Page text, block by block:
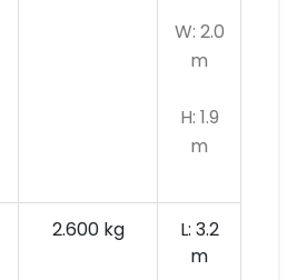
W: 2.0
m
H: 1.9
m
2.600 kg
L: 3.2
m